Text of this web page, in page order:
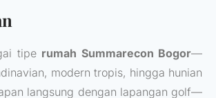
tipe rumah Summarecon Bogor—
modern tropis, hingga hunian
langsung dengan lapangan golf—